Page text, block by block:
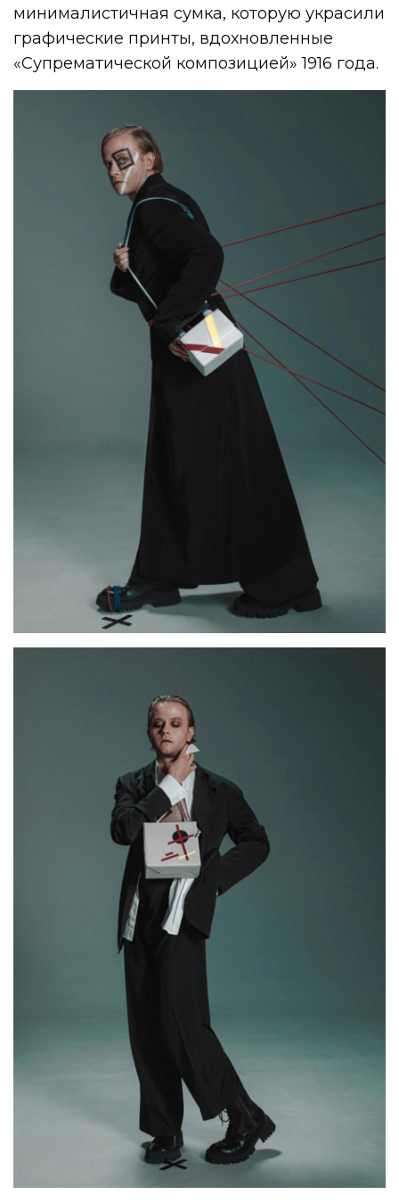
минималистичная сумка, которую украсили
графические принты, вдохновленные
«Супрематической композицией» 1916 года.